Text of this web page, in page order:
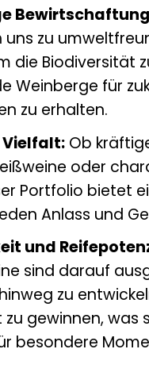
zu
die Biodiversität
Weinberge für
zu erhalten.
Ob
oder
Portfolio bietet
Anlass und
und
sind darauf
zu
gewinnen, was
besondere